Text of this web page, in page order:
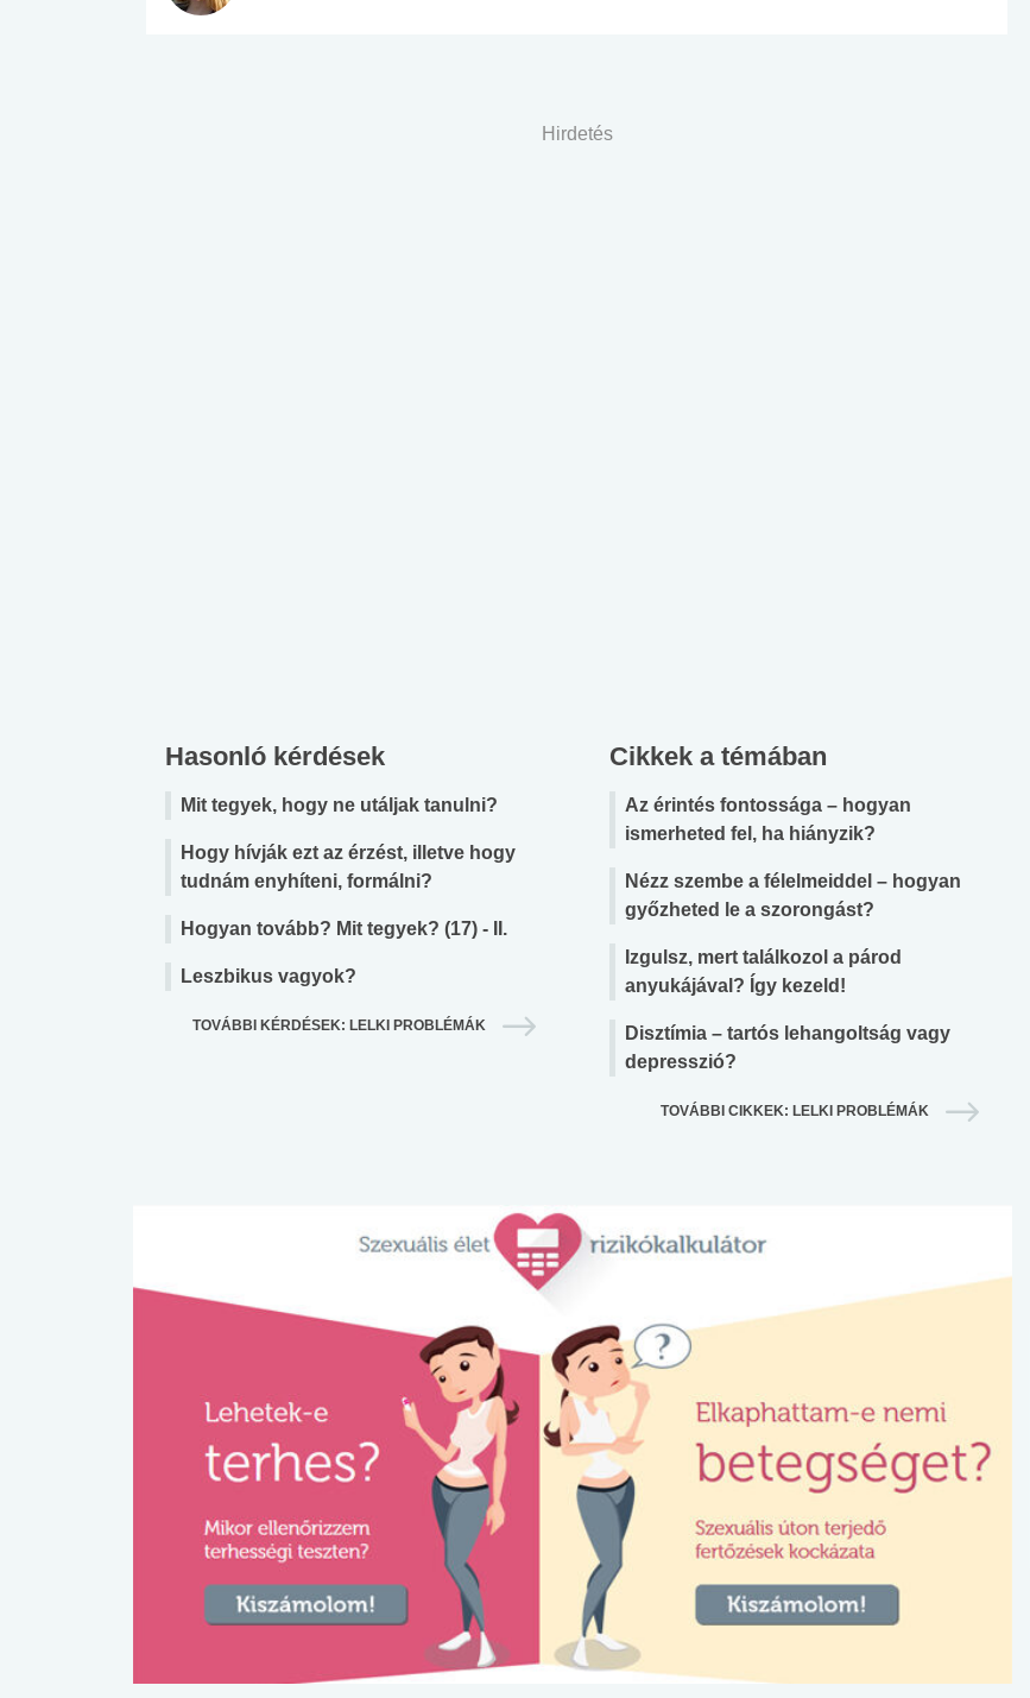
Hirdetés
Hasonló kérdések
Mit tegyek, hogy ne utáljak tanulni?
Hogy hívják ezt az érzést, illetve hogy
tudnám enyhíteni, formálni?
Hogyan tovább? Mit tegyek? (17) - II.
Leszbikus vagyok?
TOVÁBBI KÉRDÉSEK: LELKI PROBLÉMÁK
Cikkek a témában
Az érintés fontossága – hogyan
ismerheted fel, ha hiányzik?
Nézz szembe a félelmeiddel – hogyan
győzheted le a szorongást?
Izgulsz, mert találkozol a párod
anyukájával? Így kezeld!
Disztímia – tartós lehangoltság vagy
depresszió?
TOVÁBBI CIKKEK: LELKI PROBLÉMÁK
#Suli, munka #Suli, munka